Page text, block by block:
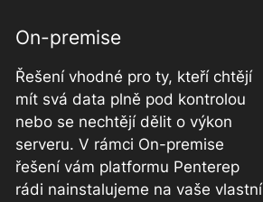
On-premise
Řešení vhodné pro ty, kteří chtějí
mít svá data plně pod kontrolou
nebo se nechtějí dělit o výkon
serveru. V rámci On-premise
řešení vám platformu Penterep
rádi nainstalujeme na vaše vlastní